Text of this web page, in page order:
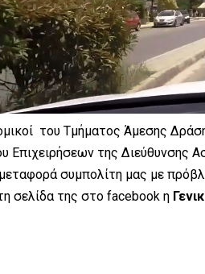
του Τμήματος Άμεσης
Επιχειρήσεων της Διεύθυνσης
συμπολίτη μας με
σελίδα της στο facebook η